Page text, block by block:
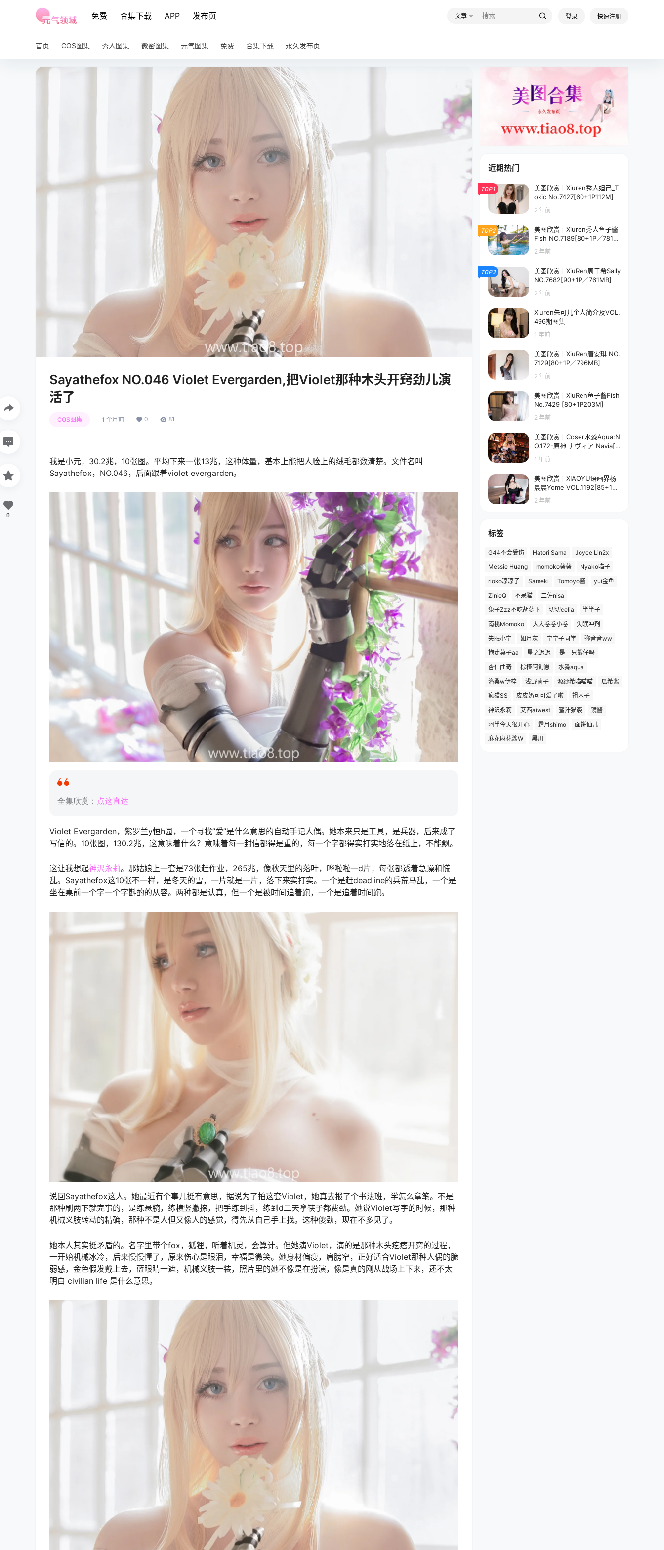
免费 合集下载 APP 发布页 文章 登录 快速注册
首页 COS图集 秀人图集 微密图集 元气图集 免费 合集下载 永久发布页
Sayathefox NO.046 Violet Evergarden,把Violet那种木头开窍劲儿演
活了
COS图集 1 个月前 0 81
我是小元，30.2兆，10张图。平均下来一张13兆，这种体量，基本上能把人脸上的绒毛都数清楚。文件名叫
Sayathefox，NO.046，后面跟着violet evergarden。
全集欣赏： 点这直达
Violet Evergarden，紫罗兰y恒h园，一个寻找”爱”是什么意思的自动手记人偶。她本来只是工具，是兵器，后来成了
写信的。10张图，130.2兆，这意味着什么？意味着每一封信都得是重的，每一个字都得实打实地落在纸上，不能飘。
这让我想起神沢永莉。那姑娘上一套是73张赶作业，265兆，像秋天里的落叶，哗啦啦一d片，每张都透着急躁和慌
乱。Sayathefox这10张不一样，是冬天的雪，一片就是一片，落下来实打实。一个是赶deadline的兵荒马乱，一个是
坐在桌前一个字一个字斟酌的从容。两种都是认真，但一个是被时间追着跑，一个是追着时间跑。
说回Sayathefox这人。她最近有个事儿挺有意思，据说为了拍这套Violet，她真去报了个书法班，学怎么拿笔。不是
那种刷两下就完事的，是练悬腕，练横竖撇捺，把手练到抖，练到d二天拿筷子都费劲。她说Violet写字的时候，那种
机械义肢转动的精确，那种不是人但又像人的感觉，得先从自己手上找。这种傻劲，现在不多见了。
她本人其实挺矛盾的。名字里带个fox，狐狸，听着机灵，会算计。但她演Violet，演的是那种木头疙瘩开窍的过程，
一开始机械冰冷，后来慢慢懂了，原来伤心是眼泪，幸福是微笑。她身材偏瘦，肩膀窄，正好适合Violet那种人偶的脆
弱感，金色假发戴上去，蓝眼睛一遮，机械义肢一装，照片里的她不像是在扮演，像是真的刚从战场上下来，还不太
明白 civilian life 是什么意思。
0
近期热门
TOP1
美图欣赏丨Xiuren秀人妲己_T
oxic No.7427[60+1P112M]
2 年前
TOP2
美图欣赏丨Xiuren秀人鱼子酱
Fish NO.7189[80+1P／781M
2 年前
TOP3
美图欣赏丨XiuRen周于希Sally
NO.7682[90+1P／761MB]
2 年前
Xiuren朱可儿个人简介及VOL.
496期图集
1 年前
美图欣赏丨XiuRen唐安琪 NO.
7129[80+1P／796MB]
2 年前
美图欣赏丨XiuRen鱼子酱Fish
No.7429 [80+1P203M]
2 年前
美图欣赏丨Coser水淼Aqua:N
O.172-原神 ナヴィア Navia[5
8P-90.7M]
1 年前
美图欣赏丨XIAOYU语画界杨
晨晨Yome VOL.1192[85+1P
／673MB]
2 年前
标签
G44不会受伤 Hatori Sama
Joyce Lin2x
Messie Huang
momoko葵葵
Nyako喵子
rioko凉凉子
Sameki Tomoyo酱
yui金鱼
ZinieQ
不呆猫
二佐nisa
兔子Zzz不吃胡萝卜
切切celia
半半子
南桃Momoko
大大卷卷小卷
失眠冲剂
失眠小宁
如月灰 宁宁子同学
弥音音ww
抱走莫子aa
星之迟迟
是一只熊仔吗
杏仁曲奇
棕桠阿狗崽
水淼aqua
洛桑w伊梓
浅野菌子 源纱希喵喵喵
瓜希酱
疯猫SS
皮皮奶可可爱了啦
祖木子
神沢永莉
艾西aiwest 蜜汁猫裘
镜酱
阿半今天很开心
霜月shimo
面饼仙儿
麻花麻花酱W
黑川